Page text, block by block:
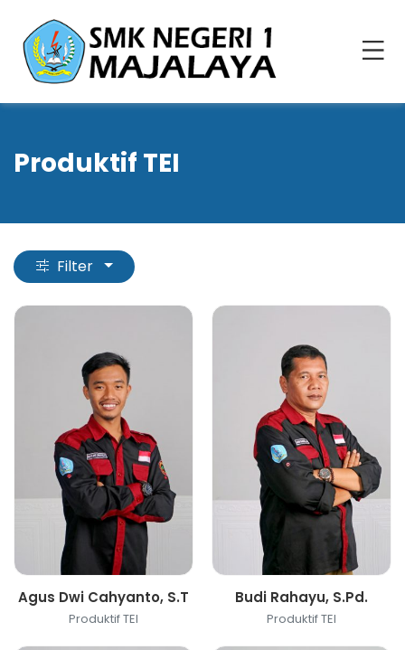
Produktif TEI
Filter
Agus Dwi Cahyanto, S.T
Produktif TEI
Budi Rahayu, S.Pd.
Produktif TEI